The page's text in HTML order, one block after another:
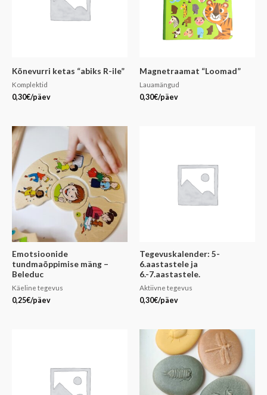
Kõnevurri ketas “abiks R-ile”
Komplektid
0,30€/päev
Magnetraamat “Loomad”
Lauamängud
0,30€/päev
Emotsioonide
tundmaõppimise mäng –
Beleduc
Käeline tegevus
0,25€/päev
Tegevuskalender: 5-
6.aastastele ja
6.-7.aastastele.
Aktiivne tegevus
0,30€/päev